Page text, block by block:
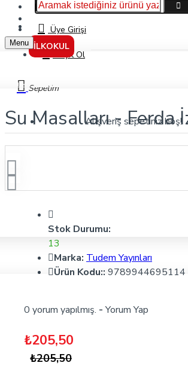
Hakkımızda
İletişimÜye Girişi
Kayıt Ol
Sepetim
Alışveriş sepetiniz boş!
İLKOKUL
Menu
Su Masalları - Ferda İzbudak Akıncı - Tudem Yayınları
Su Masalları - Ferda
Stok Durumu:
13
Marka: Tudem Yayınları
Ürün Kodu:: 9789944695114
0 yorum yapılmış. - Yorum Yap
₺205,50
₺205,50